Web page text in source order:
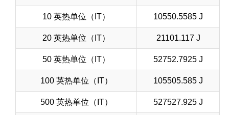
10 英热单位（IT） 10550.5585 J
20 英热单位（IT） 21101.117 J
50 英热单位（IT） 52752.7925 J
100 英热单位（IT） 105505.585 J
500 英热单位（IT） 527527.925 J